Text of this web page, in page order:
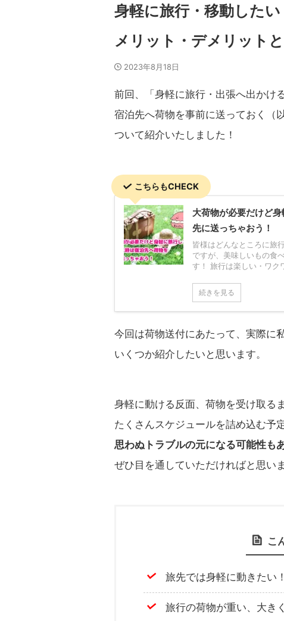
身軽に旅行・移動した
メリット・デメリット
2023年8月18日
前回、「身軽に旅行・出張へ出かけ
宿泊先へ荷物を事前に送っておく（
ついて紹介いたしました！
こちらもCHECK
大荷物が必要だけど
先に送っちゃおう！
皆様はどんなところに旅
ですが、美味しいもの食
す！ 旅行は楽しい・ワク
続きを見る
今回は荷物送付にあたって、実際に
いくつか紹介したいと思います。
身軽に動ける反面、荷物を受け取る
たくさんスケジュールを詰め込む予
思わぬトラブルの元になる可能性も
ぜひ目を通していただければと思い
こ
旅先では身軽に動きたい
旅行の荷物が重い、大き